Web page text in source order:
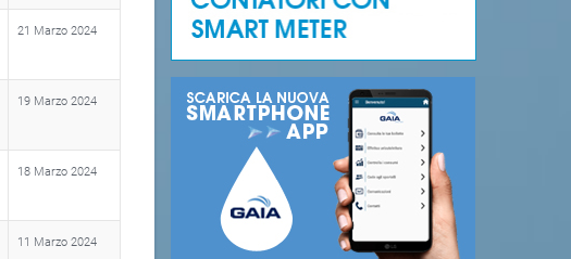
21 Marzo 2024
19 Marzo 2024
18 Marzo 2024
11 Marzo 2024